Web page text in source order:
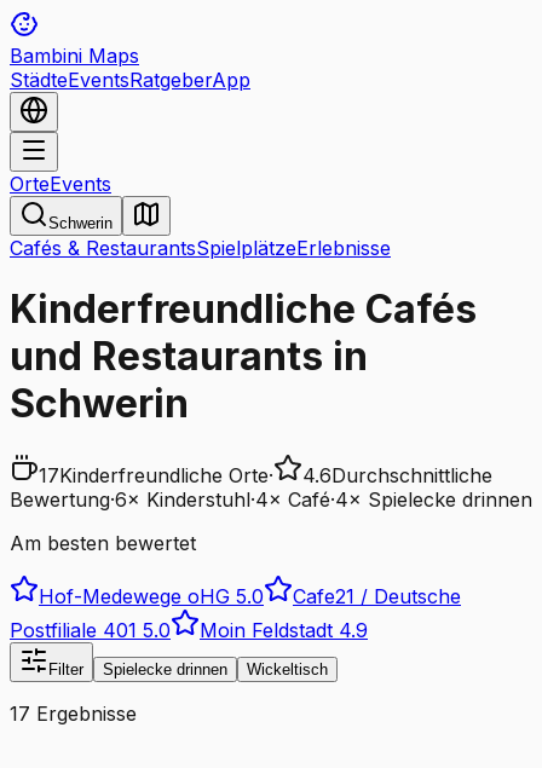
Bambini Maps
StädteEventsRatgeberApp
OrteEvents
Schwerin
Cafés & RestaurantsSpielplätzeErlebnisse
Kinderfreundliche Cafés
und Restaurants in
Schwerin
17Kinderfreundliche Orte· 4.6Durchschnittliche
Bewertung·6× Kinderstuhl·4× Café·4× Spielecke drinnen
Am besten bewertet
Hof-Medewege oHG 5.0
Cafe21 / Deutsche
Postfiliale 401 5.0 Moin Feldstadt 4.9
Filter Spielecke drinnen Wickeltisch
17 Ergebnisse